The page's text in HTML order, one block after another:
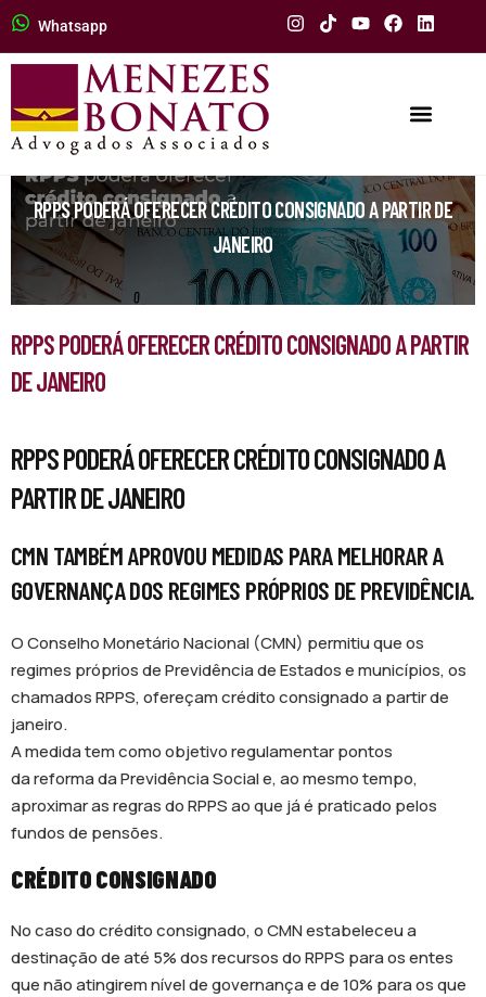
Whatsapp
RPPS PODERÁ OFERECER CRÉDITO CONSIGNADO A PARTIR DE
JANEIRO
RPPS PODERÁ OFERECER CRÉDITO CONSIGNADO A PARTIR
DE JANEIRO
RPPS PODERÁ OFERECER CRÉDITO CONSIGNADO A
PARTIR DE JANEIRO
CMN TAMBÉM APROVOU MEDIDAS PARA MELHORAR A
GOVERNANÇA DOS REGIMES PRÓPRIOS DE PREVIDÊNCIA.
O Conselho Monetário Nacional (CMN) permitiu que os
regimes próprios de Previdência de Estados e municípios, os
chamados RPPS, ofereçam crédito consignado a partir de
janeiro.
A medida tem como objetivo regulamentar pontos
da reforma da Previdência Social e, ao mesmo tempo,
aproximar as regras do RPPS ao que já é praticado pelos
fundos de pensões.
CRÉDITO CONSIGNADO
No caso do crédito consignado, o CMN estabeleceu a
destinação de até 5% dos recursos do RPPS para os entes
que não atingirem nível de governança e de 10% para os que